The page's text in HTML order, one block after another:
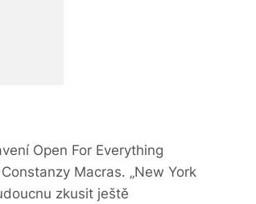
Open For Everything
Macras. „New York
zkusit ještě